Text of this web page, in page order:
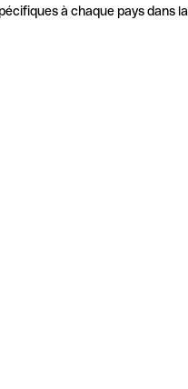
à chaque pays dans la